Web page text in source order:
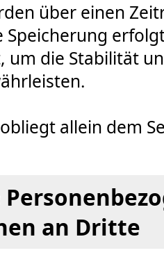
über einen
Speicherung
um die Stabilität
allein dem
an Dritte